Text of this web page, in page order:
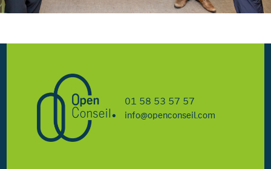
01 58 53 57 57
info@openconseil.com